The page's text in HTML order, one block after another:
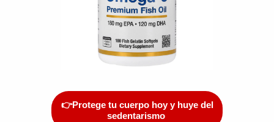
👉Protege tu cuerpo hoy y huye del
sedentarismo